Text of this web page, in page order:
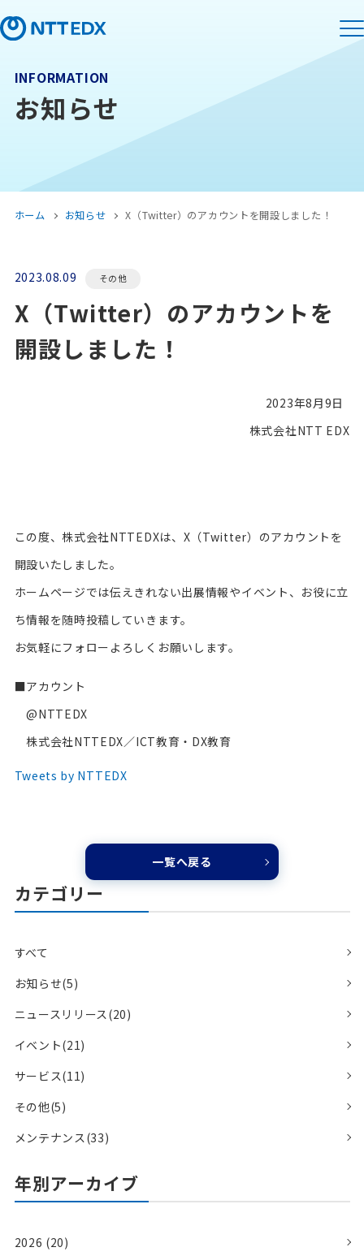
INFORMATION
お知らせ
ホーム お知らせ X（Twitter）のアカウントを開設しました！
2023.08.09 その他
X（Twitter）のアカウントを
開設しました！
2023年8月9日
株式会社NTT EDX
この度、株式会社NTTEDXは、X（Twitter）のアカウントを
開設いたしました。
ホームページでは伝えきれない出展情報やイベント、お役に立
ち情報を随時投稿していきます。
お気軽にフォローよろしくお願いします。
■アカウント
@NTTEDX
株式会社NTTEDX／ICT教育・DX教育
Tweets by NTTEDX
一覧へ戻る
カテゴリー
すべて
お知らせ(5)
ニュースリリース(20)
イベント(21)
サービス(11)
その他(5)
メンテナンス(33)
年別アーカイブ
2026 (20)